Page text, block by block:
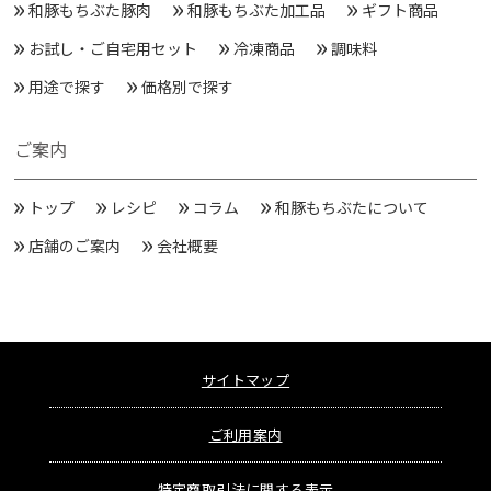
和豚もちぶた豚肉 和豚もちぶた加工品
ギフト商品
お試し・ご自宅用セット
冷凍商品
調味料
用途で探す
価格別で探す
ご案内
トップ レシピ コラム
和豚もちぶたについて
店舗のご案内
会社概要
サイトマップ
ご利用案内